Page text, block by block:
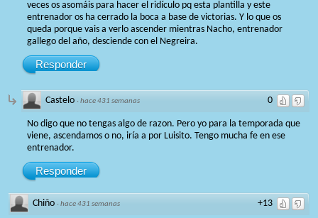
veces os asomáis para hacer el ridículo pq esta plantilla y este
entrenador os ha cerrado la boca a base de victorias. Y lo que os
queda porque vais a verlo ascender mientras Nacho, entrenador
gallego del año, desciende con el Negreira.
Responder
0
Castelo ·hace 431 semanas
No digo que no tengas algo de razon. Pero yo para la temporada que
viene, ascendamos o no, iría a por Luisito. Tengo mucha fe en ese
entrenador.
Responder
+13
Chiño ·hace 431 semanas